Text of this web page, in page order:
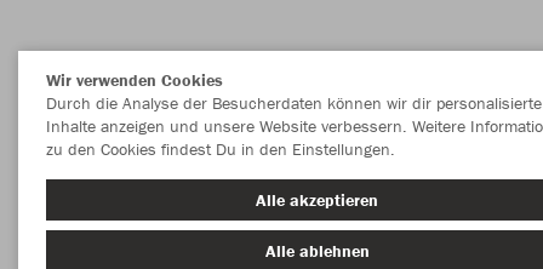
Nachhaltig Farbe
Wir verwenden Cookies
Durch die Analyse der Besucherdaten können wir dir personalisierte
Inhalte anzeigen und unsere Website verbessern. Weitere
zu den Cookies findest Du in den Einstellungen.
Alle akzeptieren
Alle ablehnen